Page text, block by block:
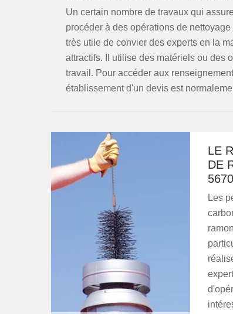
Un certain nombre de travaux qui
procéder à des opérations de
très utile de convier des experts en la
attractifs. Il utilise des matériels ou des
travail. Pour accéder aux
établissement d'un devis est
LE
DE
Les